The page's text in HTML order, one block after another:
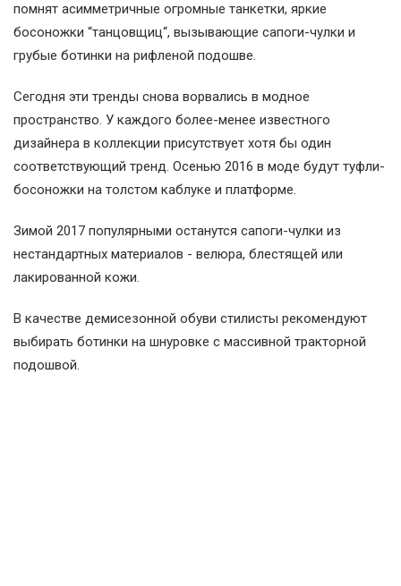
помнят асимметричные огромные танкетки, яркие
босоножки “танцовщиц“, вызывающие сапоги-чулки и
грубые ботинки на рифленой подошве.
Сегодня эти тренды снова ворвались в модное
пространство. У каждого более-менее известного
дизайнера в коллекции присутствует хотя бы один
соответствующий тренд. Осенью 2016 в моде будут туфли-
босоножки на толстом каблуке и платформе.
Зимой 2017 популярными останутся сапоги-чулки из
нестандартных материалов - велюра, блестящей или
лакированной кожи.
В качестве демисезонной обуви стилисты рекомендуют
выбирать ботинки на шнуровке с массивной тракторной
подошвой.